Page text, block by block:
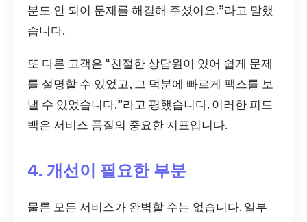
분도 안 되어 문제를 해결해 주셨어요.”라고 말했
습니다.
또 다른 고객은 “친절한 상담원이 있어 쉽게 문제
를 설명할 수 있었고, 그 덕분에 빠르게 팩스를 보
낼 수 있었습니다.”라고 평했습니다. 이러한 피드
백은 서비스 품질의 중요한 지표입니다.
4. 개선이 필요한 부분
물론 모든 서비스가 완벽할 수는 없습니다. 일부